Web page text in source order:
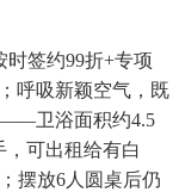
签约99折+专项
呼吸新颖空气，既
——卫浴面积约4.5
，可出租给有白
摆放6人圆桌后仍